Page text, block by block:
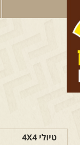
טיולי 4X4